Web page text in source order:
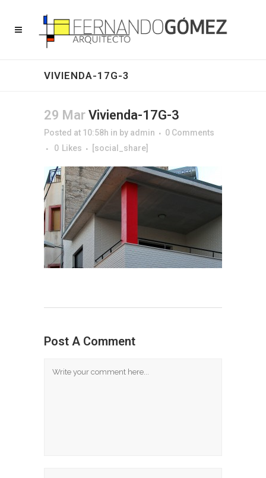
VIVIENDA-17G-3
29 Mar Vivienda-17G-3
Posted at 10:58h in by admin
0 Comments
0 Likes [social_share]
Post A Comment